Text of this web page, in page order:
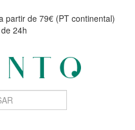
partir de 79€ (PT continental)
24h